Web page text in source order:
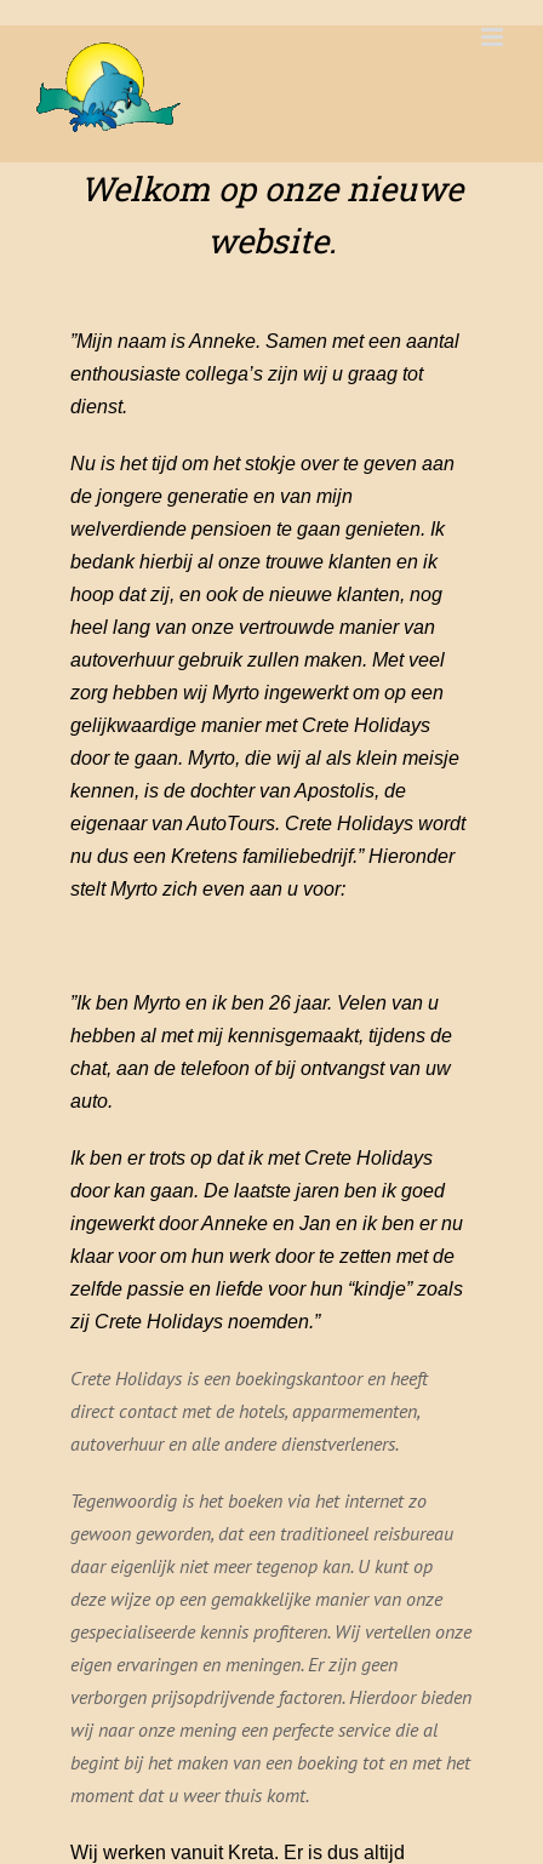
inhoud
Welkom op onze nieuwe
website.
”Mijn naam is Anneke. Samen met een aantal
enthousiaste collega’s zijn wij u graag tot
dienst.
Nu is het tijd om het stokje over te geven aan
de jongere generatie en van mijn
welverdiende pensioen te gaan genieten. Ik
bedank hierbij al onze trouwe klanten en ik
hoop dat zij, en ook de nieuwe klanten, nog
heel lang van onze vertrouwde manier van
autoverhuur gebruik zullen maken. Met veel
zorg hebben wij Myrto ingewerkt om op een
gelijkwaardige manier met Crete Holidays
door te gaan. Myrto, die wij al als klein meisje
kennen, is de dochter van Apostolis, de
eigenaar van AutoTours. Crete Holidays wordt
nu dus een Kretens familiebedrijf.” Hieronder
stelt Myrto zich even aan u voor:
”Ik ben Myrto en ik ben 26 jaar. Velen van u
hebben al met mij kennisgemaakt, tijdens de
chat, aan de telefoon of bij ontvangst van uw
auto.
Ik ben er trots op dat ik met Crete Holidays
door kan gaan. De laatste jaren ben ik goed
ingewerkt door Anneke en Jan en ik ben er nu
klaar voor om hun werk door te zetten met de
zelfde passie en liefde voor hun “kindje” zoals
zij Crete Holidays noemden.”
Crete Holidays is een boekingskantoor en heeft
direct contact met de hotels, apparmementen,
autoverhuur en alle andere dienstverleners.
Tegenwoordig is het boeken via het internet zo
gewoon geworden, dat een traditioneel reisbureau
daar eigenlijk niet meer tegenop kan. U kunt op
deze wijze op een gemakkelijke manier van onze
gespecialiseerde kennis profiteren. Wij vertellen onze
eigen ervaringen en meningen. Er zijn geen
verborgen prijsopdrijvende factoren. Hierdoor bieden
wij naar onze mening een perfecte service die al
begint bij het maken van een boeking tot en met het
moment dat u weer thuis komt.
Wij werken vanuit Kreta. Er is dus altijd